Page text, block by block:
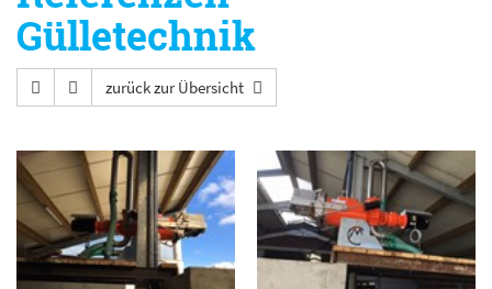
Gülletechnik
zurück zur Übersicht